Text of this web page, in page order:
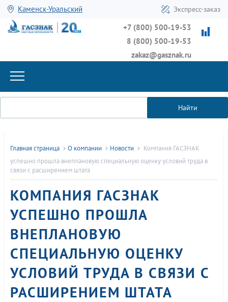
Каменск-Уральский Экспресс-заказ
+7 (800) 500-19-53
8 (800) 500-19-53
zakaz@gasznak.ru
Найти
Главная страница О компании Новости
Компания ГАСЗНАК
успешно прошла внеплановую специальную оценку условий труда в
связи с расширением штата
КОМПАНИЯ ГАСЗНАК
УСПЕШНО ПРОШЛА
ВНЕПЛАНОВУЮ
СПЕЦИАЛЬНУЮ ОЦЕНКУ
УСЛОВИЙ ТРУДА В СВЯЗИ С
РАСШИРЕНИЕМ ШТАТА